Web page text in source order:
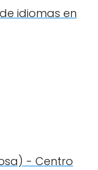
idiomas en
- Centro